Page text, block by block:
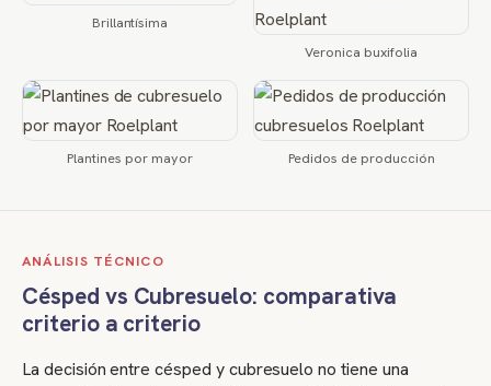
Brillantísima
Veronica buxifolia
Plantines por mayor Pedidos de producción
ANÁLISIS TÉCNICO
Césped vs Cubresuelo: comparativa
criterio a criterio
La decisión entre césped y cubresuelo no tiene una